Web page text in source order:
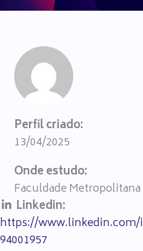
Perfil criado:
13/04/2025
Onde estudo:
Faculdade Metropolitana
Linkedin:
https://
94001957